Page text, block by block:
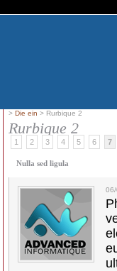
> Die ein > Rurbique 2
Rurbique 2
1 2 3 4 5 6 7
Nulla sed ligula